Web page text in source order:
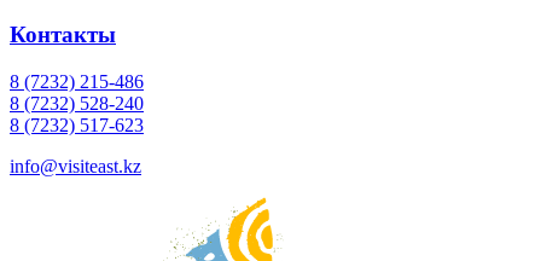
Контакты
8 (7232) 215-486
8 (7232) 528-240
8 (7232) 517-623
info@visiteast.kz